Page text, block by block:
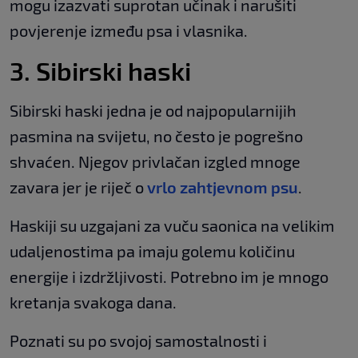
mogu izazvati suprotan učinak i narušiti
povjerenje između psa i vlasnika.
3. Sibirski haski
Sibirski haski jedna je od najpopularnijih
pasmina na svijetu, no često je pogrešno
shvaćen. Njegov privlačan izgled mnoge
zavara jer je riječ ovrlo zahtjevnom psu.
Haskiji su uzgajani za vuču saonica na velikim
udaljenostima pa imaju golemu količinu
energije i izdržljivosti. Potrebno im je mnogo
kretanja svakoga dana.
Poznati su po svojoj samostalnosti i